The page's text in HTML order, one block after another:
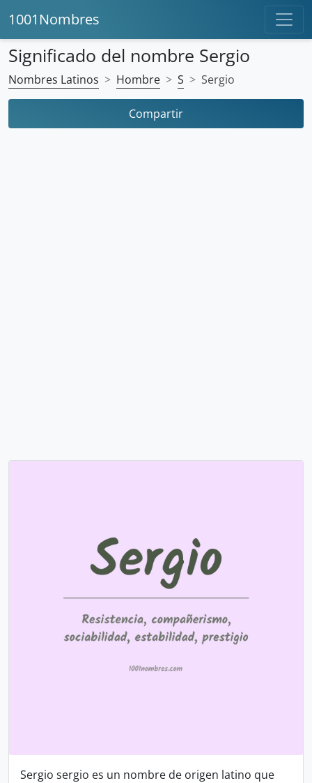
1001Nombres
Significado del nombre Sergio
Nombres Latinos Hombre S Sergio
Compartir
Sergio sergio es un nombre de origen latino que